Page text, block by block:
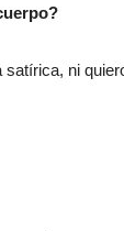
ni